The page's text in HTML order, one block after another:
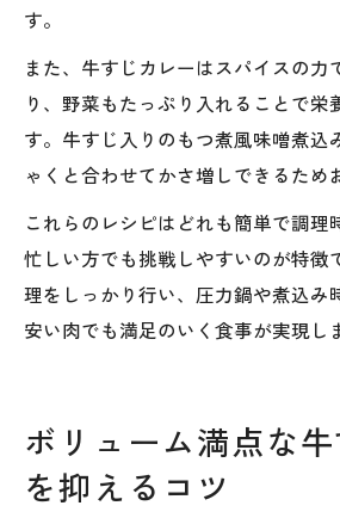
す。
また、牛すじカレーはスパイスの力
り、野菜もたっぷり入れることで栄
す。牛すじ入りのもつ煮風味噌煮込
ゃくと合わせてかさ増しできるため
これらのレシピはどれも簡単で調理
忙しい方でも挑戦しやすいのが特徴
理をしっかり行い、圧力鍋や煮込み
安い肉でも満足のいく食事が実現し
ボリューム満点な
を抑えるコツ